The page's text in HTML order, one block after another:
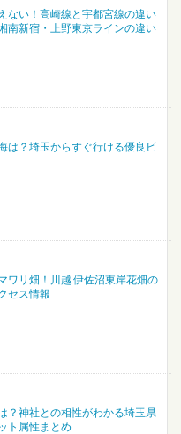
ない！高崎線と宇都宮線の違い
南新宿・上野東京ラインの違い
は？埼玉からすぐ行ける優良ビ
ワリ畑！川越 伊佐沼東岸花畑の
セス情報
？神社との相性がわかる埼玉県
ト属性まとめ